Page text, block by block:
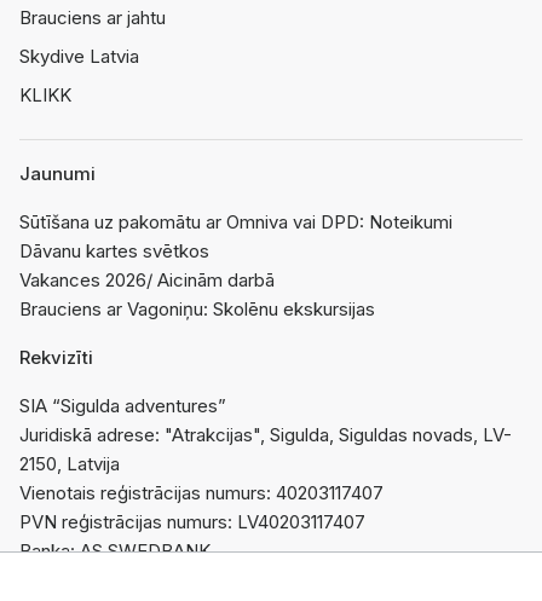
Brauciens ar jahtu
Skydive Latvia
KLIKK
Jaunumi
Sūtīšana uz pakomātu ar Omniva vai DPD: Noteikumi
Dāvanu kartes svētkos
Vakances 2026/ Aicinām darbā
Brauciens ar Vagoniņu: Skolēnu ekskursijas
Rekvizīti
SIA “Sigulda adventures”
Juridiskā adrese: "Atrakcijas", Sigulda, Siguldas novads, LV-
2150, Latvija
Vienotais reģistrācijas numurs: 40203117407
PVN reģistrācijas numurs: LV40203117407
Banka: AS SWEDBANK